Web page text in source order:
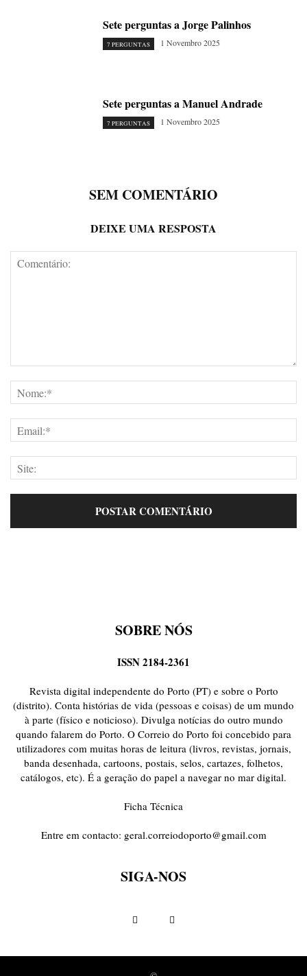
Sete perguntas a Jorge Palinhos
7 PERGUNTAS 1 Novembro 2025
Sete perguntas a Manuel Andrade
7 PERGUNTAS 1 Novembro 2025
SEM COMENTÁRIO
DEIXE UMA RESPOSTA
SOBRE NÓS
ISSN 2184-2361
Revista digital independente do Porto (PT) e sobre o Porto
(distrito). Conta histórias de vida (pessoas e coisas) de um mundo
à parte (físico e noticioso). Divulga notícias do outro mundo
quando falarem do Porto. O Correio do Porto foi concebido para
utilizadores com muitas horas de leitura (livros, revistas, jornais,
banda desenhada, cartoons, postais, selos, cartazes, folhetos,
catálogos, etc). É a geração do papel a navegar no mar digital.
Ficha Técnica
Entre em contacto: geral.correiodoporto@gmail.com
SIGA-NOS